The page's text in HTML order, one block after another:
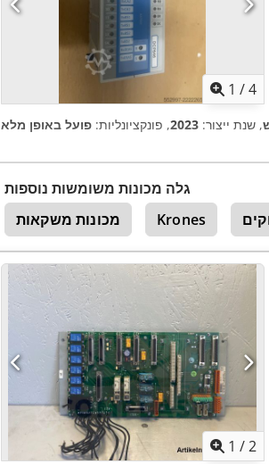
1 /4
, שנת ייצור: 2023, פונקציונליות: פועל באופן מלא
גלה מכונות משומשות נוספות
מכונות משקאות
Krones
1 /2